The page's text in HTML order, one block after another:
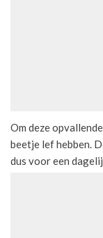
Om deze
beetje lef hebben.
dus voor een